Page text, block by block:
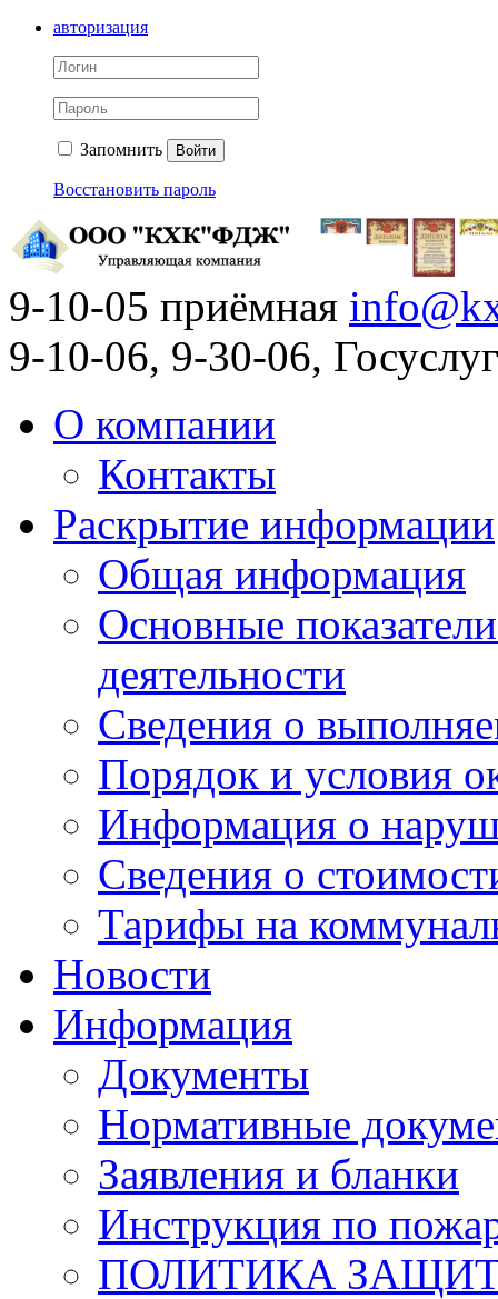
авторизация
Запомнить Войти
Восстановить пароль
9-10-05 приёмная
9-10-06, 9-30-06,
О компании
Контакты
Раскрытие информации
Общая информация
Основные
деятельности
Сведения о
Порядок и условия
Информация о
Сведения о
Тарифы на
Новости
Информация
Документы
Нормативные
Заявления и бланки
Инструкция по
ПОЛИТИКА